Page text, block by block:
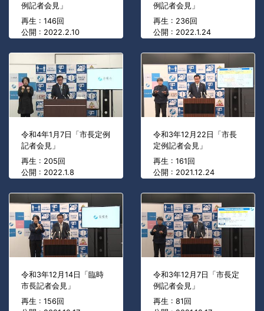
例記者会見」
再生 : 146回
公開 : 2022.2.10
例記者会見」
再生 : 236回
公開 : 2022.1.24
令和4年1月7日「市長定例
記者会見」
再生 : 205回
公開 : 2022.1.8
令和3年12月22日「市長
定例記者会見」
再生 : 161回
公開 : 2021.12.24
令和3年12月14日「臨時
市長記者会見」
再生 : 156回
令和3年12月7日「市長定
例記者会見」
再生 : 81回